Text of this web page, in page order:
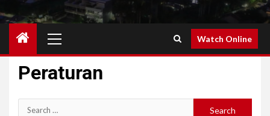
Menu
Watch Online
Peraturan
Search